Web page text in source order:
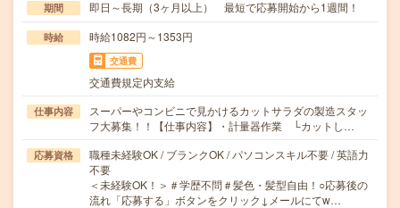
期間 即日～長期（3ヶ月以上） 最短で応募開始から1週間！
時給 時給1082円～1353円
交通費
交通費規定内支給
仕事内容
スーパーやコンビニで見かけるカットサラダの製造スタッ
フ大募集！！【仕事内容】・計量器作業 └カットし…
応募資格
職種未経験OK / ブランクOK / パソコンスキル不要 / 英語力
不要
＜未経験OK！＞＃学歴不問＃髪色・髪型自由！○応募後の
流れ「応募する」ボタンをクリック↓メールにてw…